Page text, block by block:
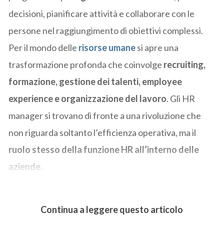
decisioni, pianificare attività e collaborare con le
persone nel raggiungimento di obiettivi complessi.
Per il mondo delle risorse umanesi apre una
trasformazione profonda che coinvolge recruiting,
formazione, gestione dei talenti, employee
experience e organizzazione del lavoro. Gli HR
manager si trovano di fronte a una rivoluzione che
non riguarda soltanto l’efficienza operativa, ma il
ruolo stesso della funzione HR all’interno delle
aziende.
Continua a leggere questo articolo